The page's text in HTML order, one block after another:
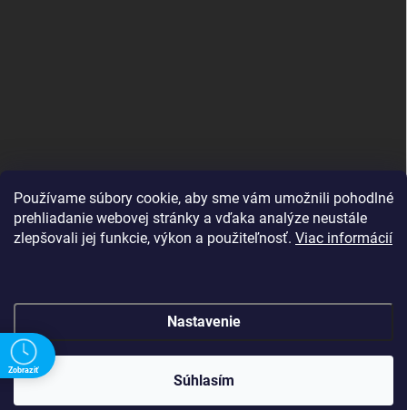
Používame súbory cookie, aby sme vám umožnili pohodlné
prehliadanie webovej stránky a vďaka analýze neustále
zlepšovali jej funkcie, výkon a použiteľnosť. Viac informácií
Nastavenie
Súhlasím
Copyright 2026shopJK.sk. Všetky práva vyhradené.Upraviť nastavenie
cookies
Zobraziť